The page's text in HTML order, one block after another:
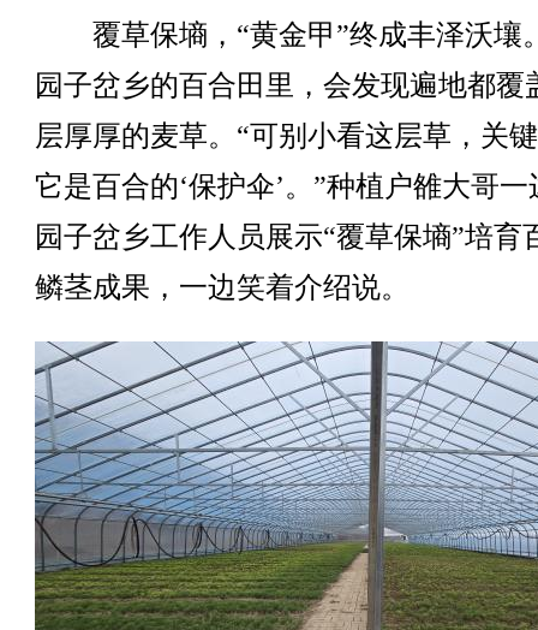
覆草保墒，“黄金甲”终成丰泽沃壤
园子岔乡的百合田里，会发现遍地都覆
层厚厚的麦草。“可别小看这层草，关
它是百合的‘保护伞’。”种植户雒大哥一
园子岔乡工作人员展示“覆草保墒”培育
鳞茎成果，一边笑着介绍说。